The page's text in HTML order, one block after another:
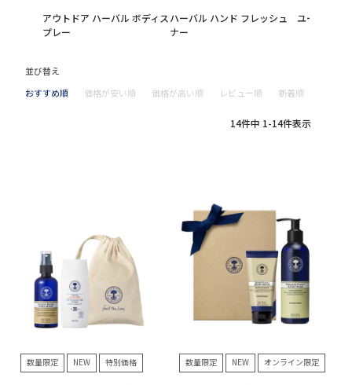
アウトドア ハーバル ボディス
プレー
ハーバル ハンド フレッシュ
ナー
ユーカリバ
並び替え
おすすめ順
価格が安い順 価格が高い順 レビュー順 新着順
14件中 1-14件表示
数量限定 NEW 特別価格 数量限定 NEW オンライン限定